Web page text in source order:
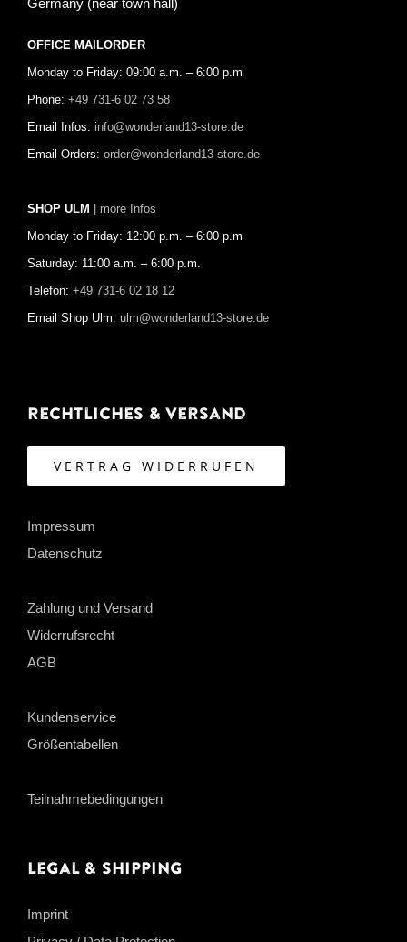
OFFICE MAILORDER
Monday to Friday: 09:00 a.m. – 6:00 p.m
Phone: +49 731-6 02 73 58
Email Infos: info@wonderland13-store.de
Email Orders: order@wonderland13-store.de
SHOP ULM | more Infos
Monday to Friday: 12:00 p.m. – 6:00 p.m
Saturday: 11:00 a.m. – 6:00 p.m.
Telefon: +49 731-6 02 18 12
Email Shop Ulm: ulm@wonderland13-store.de
Rechtliches & Versand
VERTRAG WIDERRUFEN
Impressum
Datenschutz
Zahlung und Versand
Widerrufsrecht
AGB
Kundenservice
Größentabellen
Teilnahmebedingungen
Legal & Shipping
Imprint